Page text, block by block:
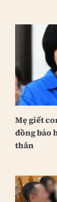
Mẹ giết
đồng bảo
thân